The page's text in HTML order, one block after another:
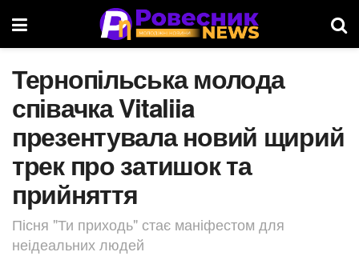
Тернопільська молода
співачка Vitaliia
презентувала новий щирий
трек про затишок та
прийняття
Пісня "Ти приходь" стає маніфестом для
неідеальних людей